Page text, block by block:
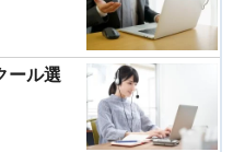
ール選